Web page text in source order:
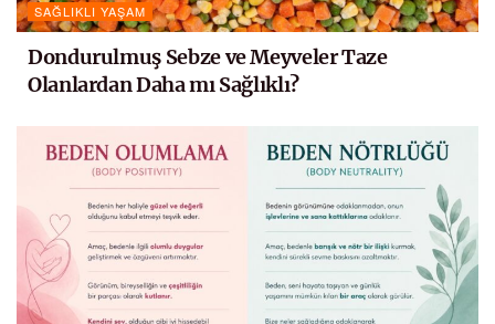
SAĞLIKLI YAŞAM
Dondurulmuş Sebze ve Meyveler Taze
Olanlardan Daha mı Sağlıklı?